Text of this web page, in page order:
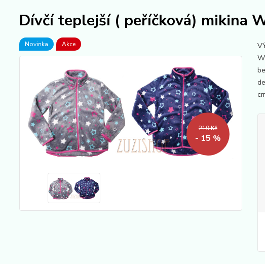
Dívčí teplejší ( peříčková) mikina
Novinka Akce
219 Kč
- 15 %